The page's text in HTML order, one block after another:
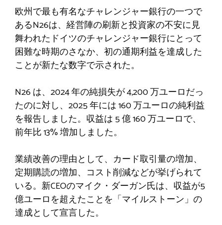
欧州で最も有名なチャレンジャー銀行の一つで
あるN26は、経営陣の刷新と投資家の不安に見
舞われたドイツのチャレンジャー銀行にとって
困難な時期のさなか、初の通期利益を達成した
ことが新たな数字で示された。
N26 は、2024 年の純損失が 4,200 万ユーロだっ
たのに対し、2025 年には 160 万ユーロの純利益
を報告しました。収益は 5 億 160 万ユーロで、
前年比 13% 増加しました。
業績改善の理由として、カード取引量の増加、
定期購読の増加、コスト削減などが挙げられて
いる。新CEOのマイク・ダーガン氏は、収益が5
億ユーロを超えたことを「マイルストーン」の
達成として宣言した。